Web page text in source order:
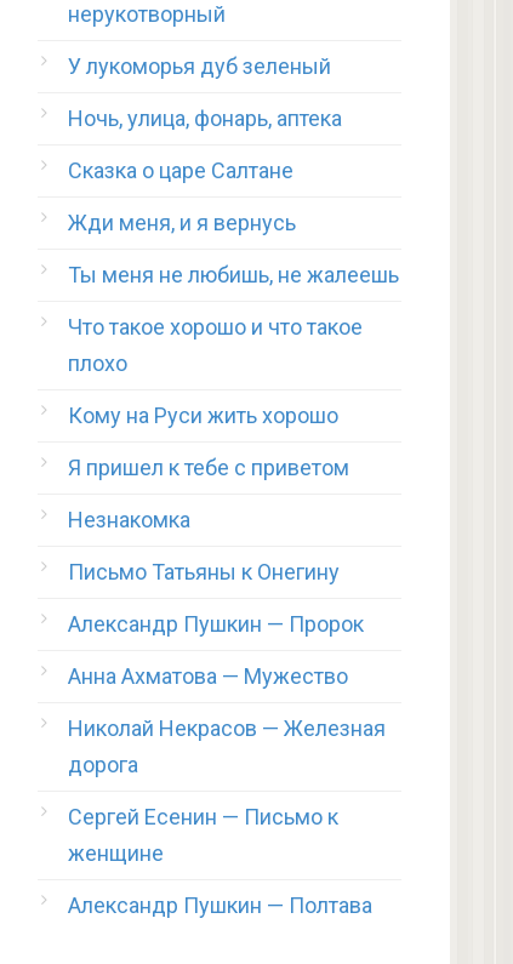
нерукотворный
У лукоморья дуб зеленый
Ночь, улица, фонарь, аптека
Сказка о царе Салтане
Жди меня, и я вернусь
Ты меня не любишь, не жалеешь
Что такое хорошо и что такое
плохо
Кому на Руси жить хорошо
Я пришел к тебе с приветом
Незнакомка
Письмо Татьяны к Онегину
Александр Пушкин — Пророк
Анна Ахматова — Мужество
Николай Некрасов — Железная
дорога
Сергей Есенин — Письмо к
женщине
Александр Пушкин — Полтава